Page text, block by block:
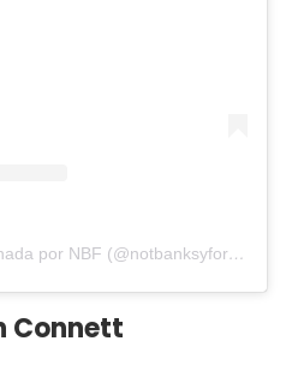
Uma publicação compartilhada por NBF (@notbanksyforum)
Connett